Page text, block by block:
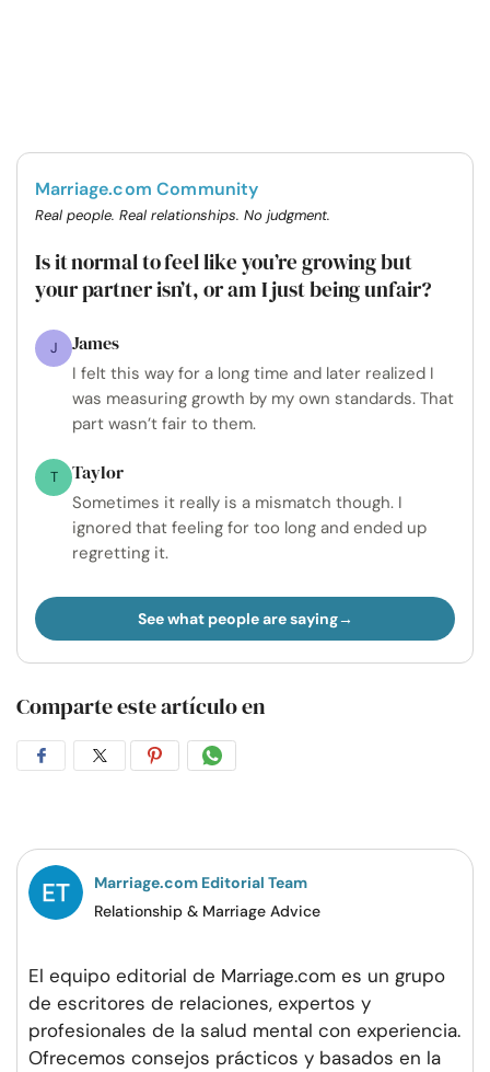
Marriage.com Community
Real people. Real relationships. No judgment.
Is it normal to feel like you’re growing but
your partner isn’t, or am I just being unfair?
J James
I felt this way for a long time and later realized I
was measuring growth by my own standards. That
part wasn’t fair to them.
T Taylor
Sometimes it really is a mismatch though. I
ignored that feeling for too long and ended up
regretting it.
See what people are saying
Comparte este artículo en
CompartirCompartirCompartirCompartir
Marriage.com Editorial Team
Relationship & Marriage Advice
El equipo editorial de Marriage.com es un grupo
de escritores de relaciones, expertos y
profesionales de la salud mental con experiencia.
Ofrecemos consejos prácticos y basados en la